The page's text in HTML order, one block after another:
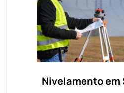
Nivelamento em